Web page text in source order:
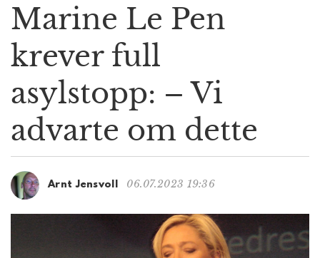
n
a
o
Marine Le Pen
krever full
asylstopp: – Vi
advarte om dette
Arnt Jensvoll 06.07.2023 19:36